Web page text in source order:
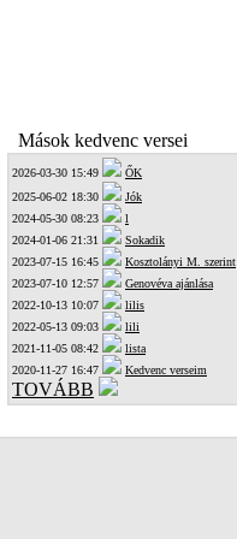
Mások kedvenc versei
2026-03-30 15:49
ŐK
2025-06-02 18:30
Jók
2024-05-30 08:23
l
2024-01-06 21:31
Sokadik
2023-07-15 16:45
Kosztolányi M. szerint
2023-07-10 12:57
Genovéva ajánlása
2022-10-13 10:07
lilis
2022-05-13 09:03
lili
2021-11-05 08:42
lista
2020-11-27 16:47
Kedvenc verseim
TOVÁBB